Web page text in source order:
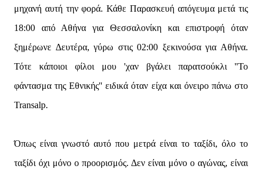
μηχανή αυτή την φορά. Κάθε Παρασκευή απόγευμα μετά τις
18:00 από Αθήνα για Θεσσαλονίκη και επιστροφή όταν
ξημέρωνε Δευτέρα, γύρω στις 02:00 ξεκινούσα για Αθήνα.
Τότε κάποιοι φίλοι μου 'χαν βγάλει παρατσούκλι ''Το
φάντασμα της Εθνικής'' ειδικά όταν είχα και όνειρο πάνω στο
Transalp.
Όπως είναι γνωστό αυτό που μετρά είναι το ταξίδι, όλο το
ταξίδι όχι μόνο ο προορισμός. Δεν είναι μόνο ο αγώνας, είναι